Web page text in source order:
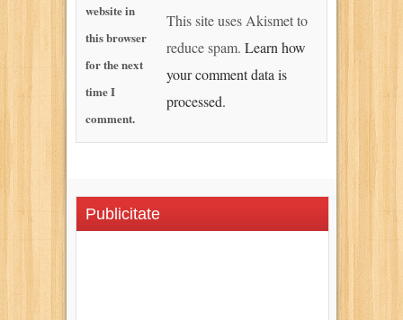
website in
this browser
for the next
time I
comment.
This site uses Akismet to
reduce spam. Learn how
your comment data is
processed.
Publicitate